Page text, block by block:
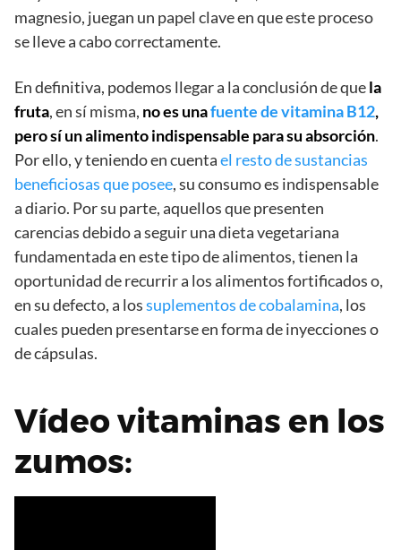
magnesio, juegan un papel clave en que este proceso
se lleve a cabo correctamente.
En definitiva, podemos llegar a la conclusión de quela
fruta, en sí misma, no es unafuente de vitamina B12,
pero sí un alimento indispensable para su absorción.
Por ello, y teniendo en cuentael resto de sustancias
beneficiosas que posee, su consumo es indispensable
a diario. Por su parte, aquellos que presenten
carencias debido a seguir una dieta vegetariana
fundamentada en este tipo de alimentos, tienen la
oportunidad de recurrir a los alimentos fortificados o,
en su defecto, a lossuplementos de cobalamina, los
cuales pueden presentarse en forma de inyecciones o
de cápsulas.
Vídeo vitaminas en los
zumos: